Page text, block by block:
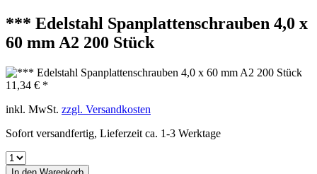
*** Edelstahl Spanplattenschrauben 4,0 x
60 mm A2 200 Stück
11,34 € *
inkl. MwSt. zzgl. Versandkosten
Sofort versandfertig, Lieferzeit ca. 1-3 Werktage